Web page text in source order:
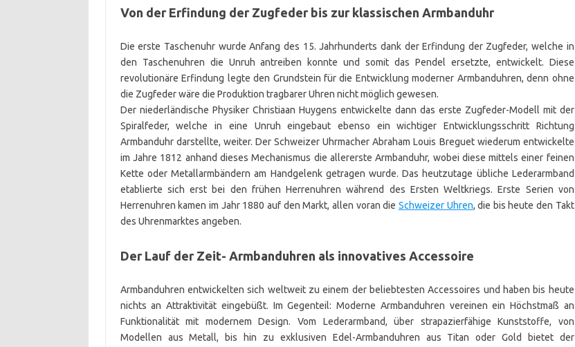
Von der Erfindung der Zugfeder bis zur klassischen Armbanduhr
Die erste Taschenuhr wurde Anfang des 15. Jahrhunderts dank der Erfindung der Zugfeder, welche in
den Taschenuhren die Unruh antreiben konnte und somit das Pendel ersetzte, entwickelt. Diese
revolutionäre Erfindung legte den Grundstein für die Entwicklung moderner Armbanduhren, denn ohne
die Zugfeder wäre die Produktion tragbarer Uhren nicht möglich gewesen.
Der niederländische Physiker Christiaan Huygens entwickelte dann das erste Zugfeder-Modell mit der
Spiralfeder, welche in eine Unruh eingebaut ebenso ein wichtiger Entwicklungsschritt Richtung
Armbanduhr darstellte, weiter. Der Schweizer Uhrmacher Abraham Louis Breguet wiederum entwickelte
im Jahre 1812 anhand dieses Mechanismus die allererste Armbanduhr, wobei diese mittels einer feinen
Kette oder Metallarmbändern am Handgelenk getragen wurde. Das heutzutage übliche Lederarmband
etablierte sich erst bei den frühen Herrenuhren während des Ersten Weltkriegs. Erste Serien von
Herrenuhren kamen im Jahr 1880 auf den Markt, allen voran die Schweizer Uhren, die bis heute den Takt
des Uhrenmarktes angeben.
Der Lauf der Zeit- Armbanduhren als innovatives Accessoire
Armbanduhren entwickelten sich weltweit zu einem der beliebtesten Accessoires und haben bis heute
nichts an Attraktivität eingebüßt. Im Gegenteil: Moderne Armbanduhren vereinen ein Höchstmaß an
Funktionalität mit modernem Design. Vom Lederarmband, über strapazierfähige Kunststoffe, von
Modellen aus Metall, bis hin zu exklusiven Edel-Armbanduhren aus Titan oder Gold bietet der